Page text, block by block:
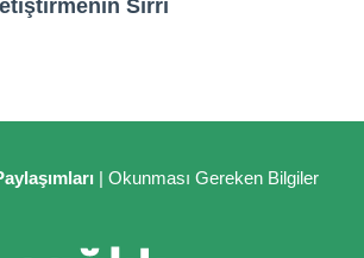
Sırrı
| Okunması Gereken Bilgiler